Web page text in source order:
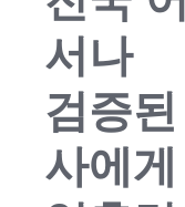
서나
검증
사에게